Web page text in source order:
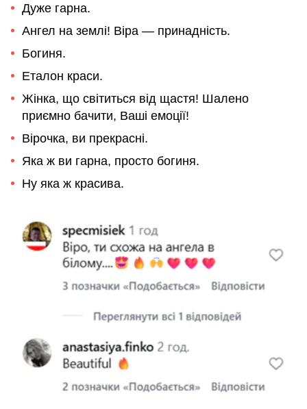
Дуже гарна.
Ангел на землі! Віра — принадність.
Богиня.
Еталон краси.
Жінка, що світиться від щастя! Шалено
приємно бачити, Ваші емоції!
Вірочка, ви прекрасні.
Яка ж ви гарна, просто богиня.
Ну яка ж красива.